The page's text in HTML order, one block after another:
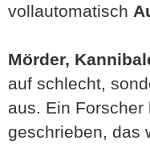
vollautomatisch
Mörder,
auf schlecht,
aus. Ein
geschrieben, das